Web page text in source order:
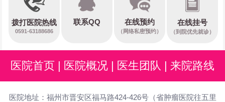
拨打医院热线
0591-63188686
联系QQ 在线预约
（网络私密预约）
在线挂号
（到院优先就诊）
医院首页 医院概况 医生团队 来院路线
医院地址：福州市晋安区福马路424-426号（省肿瘤医院往五里